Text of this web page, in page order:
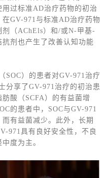
过标准AD治疗药物的初治
GV-971与标准AD治疗药物
（AChEls）和/或N-甲基-
剂也产生了改善认知功能
SOC）的患者对GV-971治疗
分享了GV-971治疗的初治患
酸（SCFA）的有益菌增
的患者中，SOC与GV-971
有益菌减少。此外，长期
971具有良好安全性，不良
度为主。